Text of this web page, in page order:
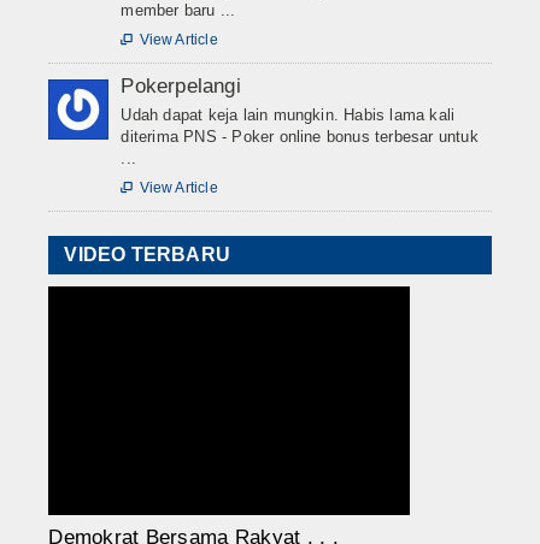
member baru ...
 View Article
Pokerpelangi
Udah dapat keja lain mungkin. Habis lama kali
diterima PNS - Poker online bonus terbesar untuk
...
 View Article
VIDEO TERBARU
Demokrat Bersama Rakyat . . .